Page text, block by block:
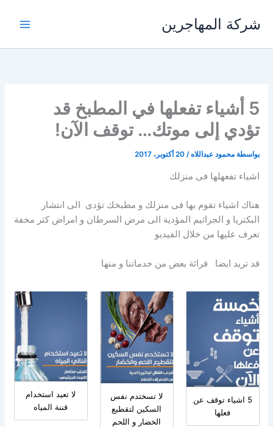
المحتوى
شركة المهاجرين
5 أشياء تفعلها في المطبخ قد
تؤدي إلى موتك… توقف الآن!
بواسطة محمود عبداللاه/20 أكتوبر، 2017
اشياء تفعهلها فى منزلك
هناك اشياء تقوم بها فى منزلك و مطبخك تؤدى الى انتشار
البكتريا و الجراثيم المؤدية الى مرض السرطان و امراض كثر مخفة
تعرف عليها من خلال الفيديو
قد تريد ايضا قرائة بعض من خدماتنا و منها
5 اشياء توقف عن
فعلها
لا تسختدم نفس
السكين لتقطيع
الخضار و اللحم
لا تعيد استخدام
قننة المياه